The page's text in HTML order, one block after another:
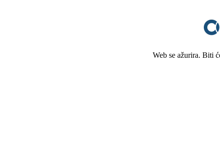
Web se ažurira. Biti